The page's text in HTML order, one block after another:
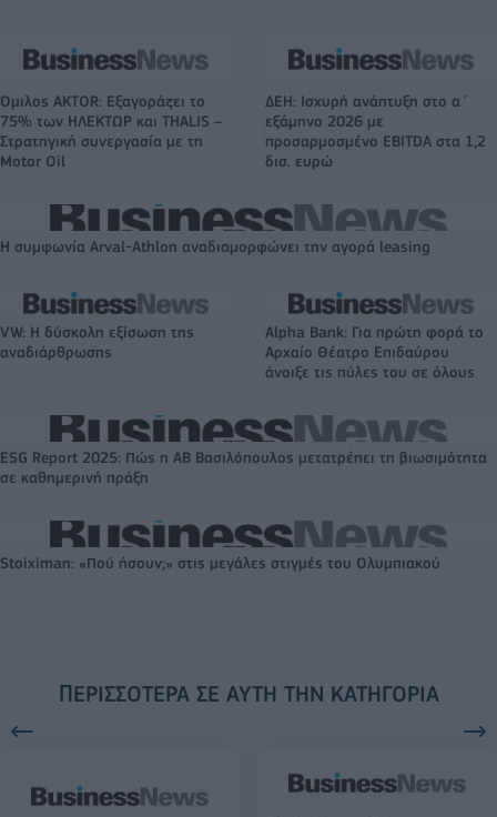
Όμιλος AKTOR: Εξαγοράζει το
75% των ΗΛΕΚΤΩΡ και THALIS –
Στρατηγική συνεργασία με τη
Motor Oil
ΔΕΗ: Ισχυρή ανάπτυξη στο α΄
εξάμηνο 2026 με
προσαρμοσμένο EBITDA στα 1,2
δισ. ευρώ
Η συμφωνία Arval-Athlon αναδιαμορφώνει την αγορά leasing
VW: Η δύσκολη εξίσωση της
αναδιάρθρωσης
Alpha Bank: Για πρώτη φορά το
Αρχαίο Θέατρο Επιδαύρου
άνοιξε τις πύλες του σε όλους
ESG Report 2025: Πώς η ΑΒ Βασιλόπουλος μετατρέπει τη βιωσιμότητα
σε καθημερινή πράξη
Stoiximan: «Πού ήσουν;» στις μεγάλες στιγμές του Ολυμπιακού
ΠΕΡΙΣΣΌΤΕΡΑ ΣΕ ΑΥΤΉ ΤΗΝ ΚΑΤΗΓΟΡΊΑ